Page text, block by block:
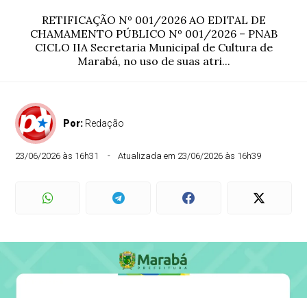
RETIFICAÇÃO Nº 001/2026 AO EDITAL DE
CHAMAMENTO PÚBLICO Nº 001/2026 – PNAB
CICLO IIA Secretaria Municipal de Cultura de
Marabá, no uso de suas atri...
Por: Redação
23/06/2026 às 16h31 Atualizada em 23/06/2026 às 16h39